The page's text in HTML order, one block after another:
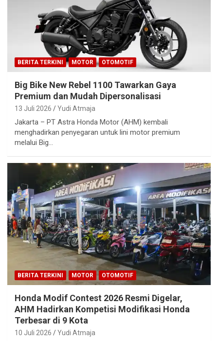
BERITA TERKINI MOTOR OTOMOTIF
Big Bike New Rebel 1100 Tawarkan Gaya
Premium dan Mudah Dipersonalisasi
13 Juli 2026 Yudi Atmaja
Jakarta – PT Astra Honda Motor (AHM) kembali
menghadirkan penyegaran untuk lini motor premium
melalui Big…
BERITA TERKINI MOTOR OTOMOTIF
Honda Modif Contest 2026 Resmi Digelar,
AHM Hadirkan Kompetisi Modifikasi Honda
Terbesar di 9 Kota
10 Juli 2026 Yudi Atmaja